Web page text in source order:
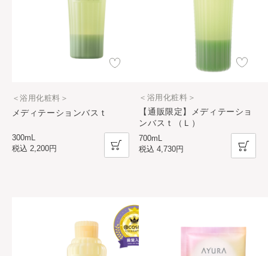
メディテーションバスｔ
＜浴用化粧料＞
300mL
税込 2,200円
【通販限定】メディテーショ
ンバスｔ（Ｌ）
＜浴用化粧料＞
700mL
税込4,730円